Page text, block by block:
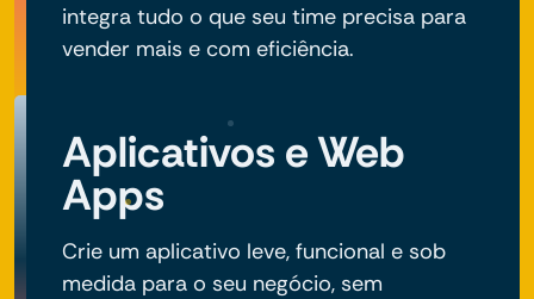
integra tudo o que seu time precisa para
vender mais e com eficiência.
Aplicativos e Web
Apps
Crie um aplicativo leve, funcional e sob
medida para o seu negócio, sem